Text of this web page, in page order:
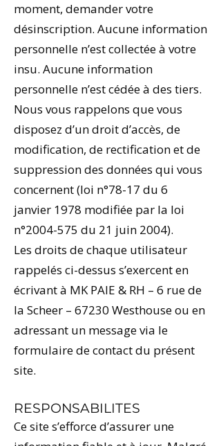
moment, demander votre
désinscription. Aucune information
personnelle n’est collectée à votre
insu. Aucune information
personnelle n’est cédée à des tiers.
Nous vous rappelons que vous
disposez d’un droit d’accès, de
modification, de rectification et de
suppression des données qui vous
concernent (loi n°78-17 du 6
janvier 1978 modifiée par la loi
n°2004-575 du 21 juin 2004).
Les droits de chaque utilisateur
rappelés ci-dessus s’exercent en
écrivant à MK PAIE & RH – 6 rue de
la Scheer – 67230 Westhouse ou en
adressant un message via le
formulaire de contact du présent
site.
RESPONSABILITES
Ce site s’efforce d’assurer une